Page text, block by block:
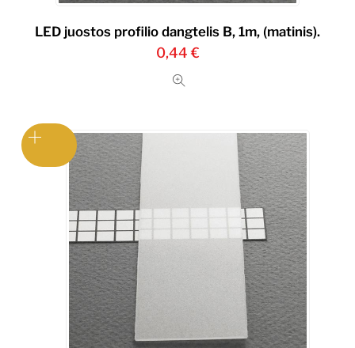
LED juostos profilio dangtelis B, 1m, (matinis).
0,44 €